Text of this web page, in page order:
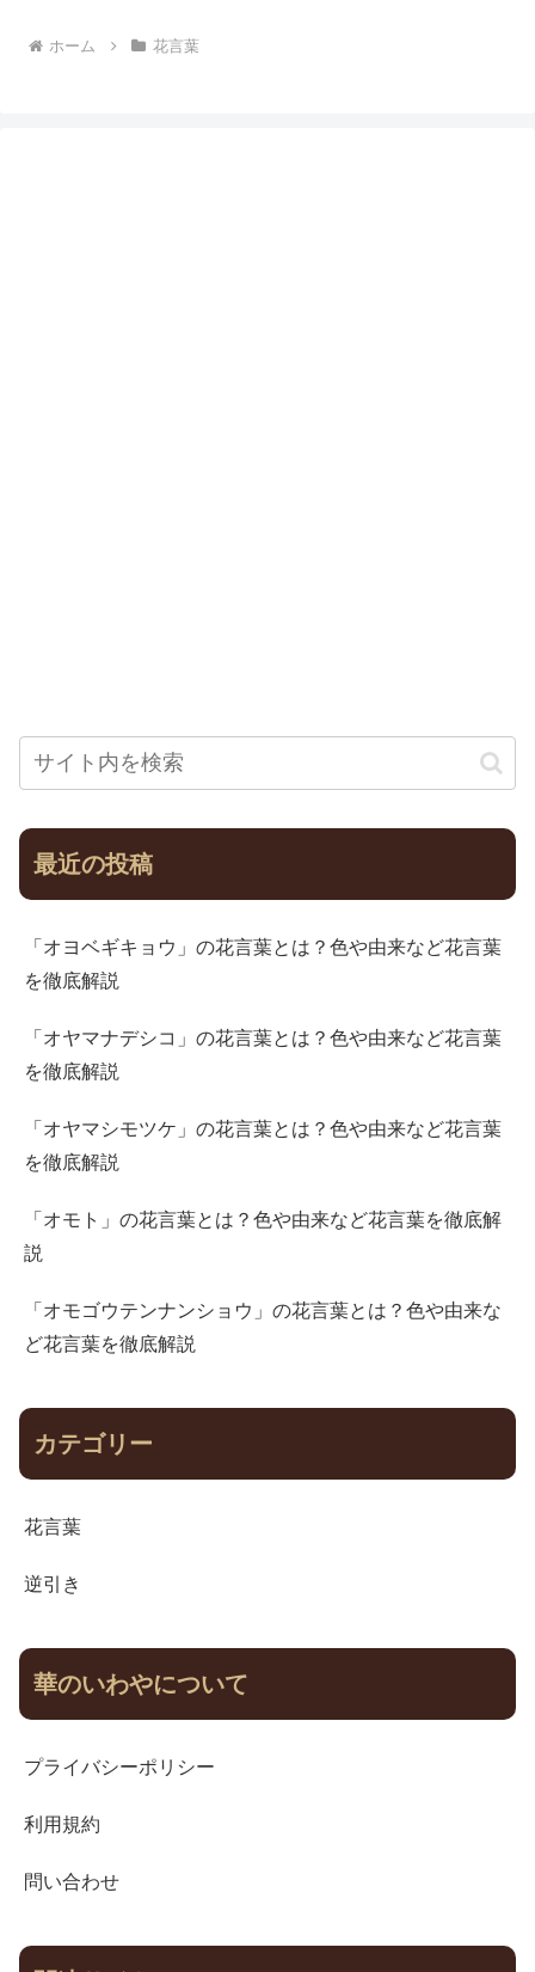
ホーム 花言葉
最近の投稿
「オヨベギキョウ」の花言葉とは？色や由来など花言葉
を徹底解説
「オヤマナデシコ」の花言葉とは？色や由来など花言葉
を徹底解説
「オヤマシモツケ」の花言葉とは？色や由来など花言葉
を徹底解説
「オモト」の花言葉とは？色や由来など花言葉を徹底解
説
「オモゴウテンナンショウ」の花言葉とは？色や由来な
ど花言葉を徹底解説
カテゴリー
花言葉
逆引き
華のいわやについて
プライバシーポリシー
利用規約
問い合わせ